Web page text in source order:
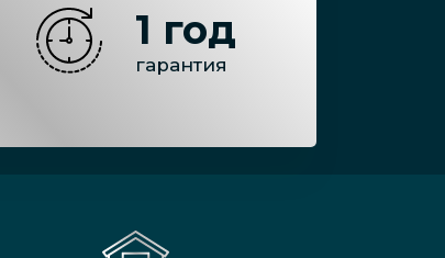
1 год
гарантия